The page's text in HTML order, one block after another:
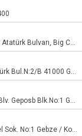
Güzeller Mah. Güzeller Organize Sanayi Bölgesi, Atatürk Bulvarı, Big Center 2/B No:13 Gebze/Kocaeli
Gebze Güzeller Organize Sn.Bol İnönü Mah. Atatürk Bul.N:2/B 41000 Gebze
İnönü Mah. Gebze Plastikçiler Osb Mah. Atatürk Blv. Geposb Blk.No:1 Gebze Kocaeli
İnönü Mah. Gebze Güzeller OSB Mah. Aşık Veysel Sok. No:1 Gebze / Kocaeli